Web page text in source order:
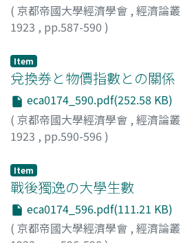
( 京都帝國大學經濟學會 , 經濟論叢
1923 , pp.587-590 )
Item
兌換券と物價指數との關係
eca0174_590.pdf(252.58 KB)
( 京都帝國大學經濟學會 , 經濟論叢
1923 , pp.590-596 )
Item
戰後獨逸の大學生數
eca0174_596.pdf(111.21 KB)
( 京都帝國大學經濟學會 , 經濟論叢